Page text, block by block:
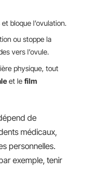
bloque l’ovulation.
ou stoppe la
vers l’ovule.
physique, tout
et le film
de
médicaux,
personnelles.
exemple, tenir